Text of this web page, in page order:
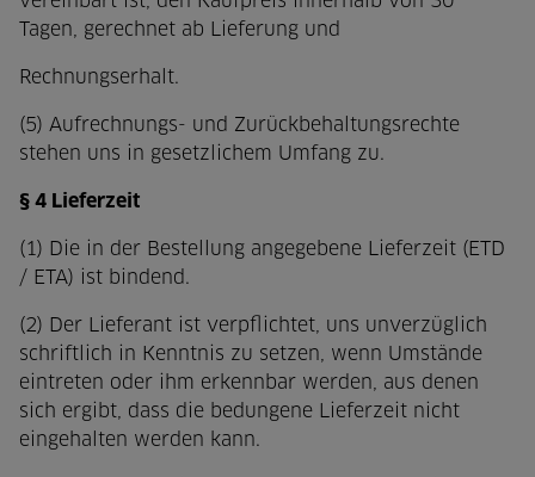
Tagen, gerechnet ab Lieferung und
Rechnungserhalt.
(5) Aufrechnungs- und Zurückbehaltungsrechte
stehen uns in gesetzlichem Umfang zu.
§ 4 Lieferzeit
(1) Die in der Bestellung angegebene Lieferzeit (ETD
/ ETA) ist bindend.
(2) Der Lieferant ist verpflichtet, uns unverzüglich
schriftlich in Kenntnis zu setzen, wenn Umstände
eintreten oder ihm erkennbar werden, aus denen
sich ergibt, dass die bedungene Lieferzeit nicht
eingehalten werden kann.